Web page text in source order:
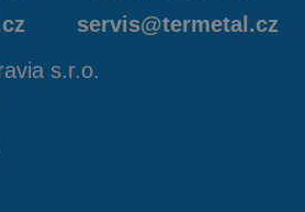
servis@termetal.cz
s.r.o.